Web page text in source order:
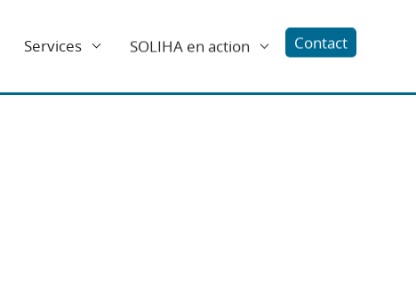
Services SOLIHA en action Contact